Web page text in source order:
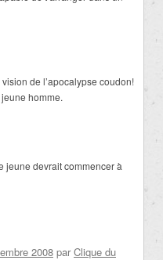
de l’apocalypse coudon!
homme.
jeune devrait commencer à
2008 par Clique du